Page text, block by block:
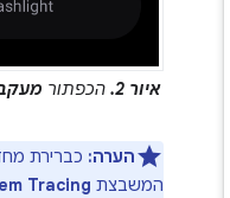
איור 2. הכפתורמעקב
הערה:כברירת
המשבצתTracing